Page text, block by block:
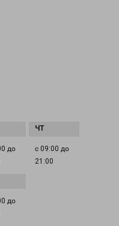
до
с 09:00 до
21:00
до